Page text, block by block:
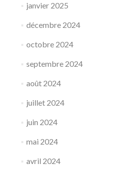
janvier 2025
décembre 2024
octobre 2024
septembre 2024
août 2024
juillet 2024
juin 2024
mai 2024
avril 2024